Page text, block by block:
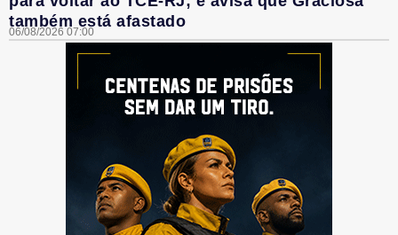
também está afastado
06/08/2026 07:00